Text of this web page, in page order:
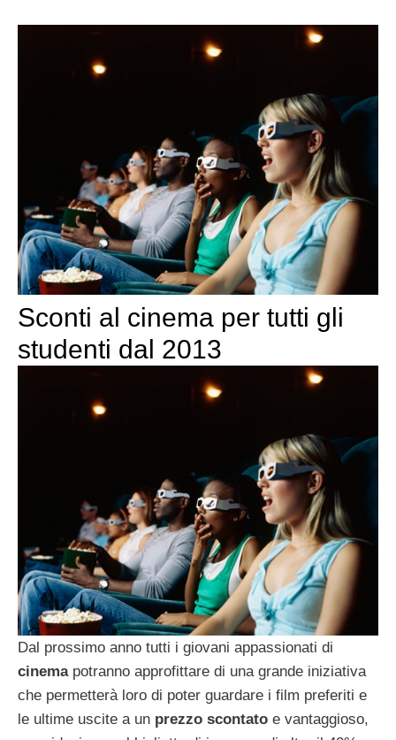
Sconti al cinema per tutti gli
studenti dal 2013
Dal prossimo anno tutti i giovani appassionati di
cinemapotranno approfittare di una grande iniziativa
che permetterà loro di poter guardare i film preferiti e
le ultime uscite a un prezzo scontato e vantaggioso,